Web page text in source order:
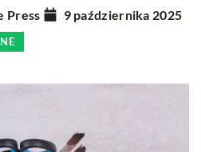
Press 9 października 2025